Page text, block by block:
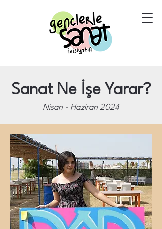
Sanat Ne İşe Yarar?
Nisan - Haziran 2024